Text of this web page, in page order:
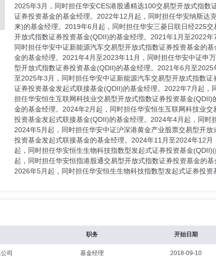
2025年3月，同时担任华安CES港股通精选100交易型开放式指
证券投资基金的基金经理。2022年12月起，同时担任华安纳斯
来)的基金经理。2019年6月起，同时担任华安三菱日联日经225
开放式指数证券投资基金(QDII)的基金经理。2021年1月至2022
同时担任华安中证新能源汽车交易型开放式指数证券投资基金的
金的基金经理。2021年4月至2023年11月，同时担任华安中证申
型开放式指数证券投资基金(QDII)的基金经理。2021年6月至
至2025年3月，同时担任华安中证新能源汽车交易型开放式指数
证券投资基金发起式联接基金(QDII)的基金经理。2022年7月起
担任华安恒生互联网科技业交易型开放式指数证券投资基金
金的基金经理。2024年2月起，同时担任华安恒生互联网科技业
投资基金发起式联接基金(QDII)的基金经理。2024年4月起，同时
2024年5月起，同时担任华安中证沪深港黄金产业股票交易型开
投资基金发起式联接基金的基金经理。2024年11月至2024年12
起，同时担任华安恒生生物科技指数型发起式证券投资基金
起，同时担任华安恒指港股通交易型开放式指数证券投资基金的
2026年5月起，同时担任华安恒生生物科技指数型发起式证券投资
职务 开始日期
司 基金经理 2018-09-10